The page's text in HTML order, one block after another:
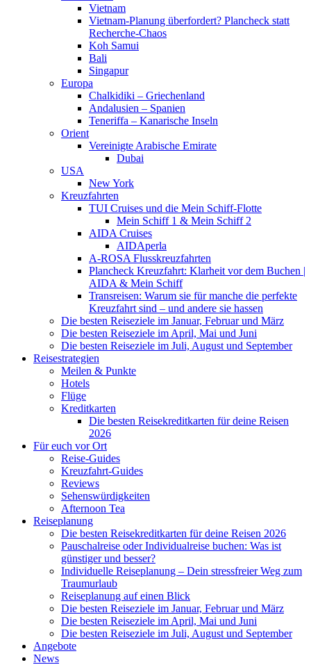
Vietnam
Vietnam-Planung überfordert? Plancheck statt
Recherche-Chaos
Koh Samui
Bali
Singapur
Europa
Chalkidiki – Griechenland
Andalusien – Spanien
Teneriffa – Kanarische Inseln
Orient
Vereinigte Arabische Emirate
Dubai
USA
New York
Kreuzfahrten
TUI Cruises und die Mein Schiff-Flotte
Mein Schiff 1 & Mein Schiff 2
AIDA Cruises
AIDAperla
A-ROSA Flusskreuzfahrten
Plancheck Kreuzfahrt: Klarheit vor dem Buchen |
AIDA & Mein Schiff
Transreisen: Warum sie für manche die perfekte
Kreuzfahrt sind – und andere sie hassen
Die besten Reiseziele im Januar, Februar und März
Die besten Reiseziele im April, Mai und Juni
Die besten Reiseziele im Juli, August und September
Reisestrategien
Meilen & Punkte
Hotels
Flüge
Kreditkarten
Die besten Reisekreditkarten für deine Reisen
2026
Für euch vor Ort
Reise-Guides
Kreuzfahrt-Guides
Reviews
Sehenswürdigkeiten
Afternoon Tea
Reiseplanung
Die besten Reisekreditkarten für deine Reisen 2026
Pauschalreise oder Individualreise buchen: Was ist
günstiger und besser?
Individuelle Reiseplanung – Dein stressfreier Weg zum
Traumurlaub
Reiseplanung auf einen Blick
Die besten Reiseziele im Januar, Februar und März
Die besten Reiseziele im April, Mai und Juni
Die besten Reiseziele im Juli, August und September
Angebote
News